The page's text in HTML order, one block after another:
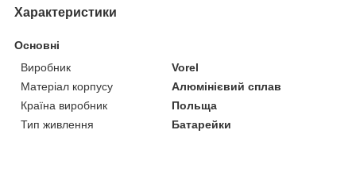
Характеристики
Основні
Виробник
Vorel
Матеріал корпусу
Алюмінієвий сплав
Країна виробник
Польща
Тип живлення
Батарейки